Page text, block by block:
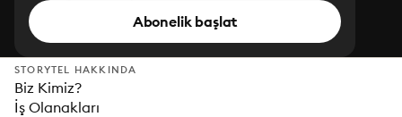
Abonelik başlat
STORYTEL HAKKINDA
Biz Kimiz?
İş Olanakları